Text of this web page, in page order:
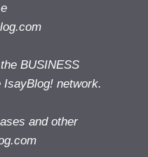
BUSINESS
IsayBlog! network.
and other